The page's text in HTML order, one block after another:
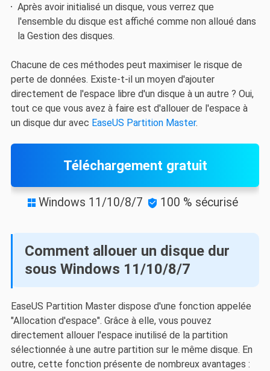
Après avoir initialisé un disque, vous verrez que
l'ensemble du disque est affiché comme non alloué dans
la Gestion des disques.
Chacune de ces méthodes peut maximiser le risque de
perte de données. Existe-t-il un moyen d'ajouter
directement de l'espace libre d'un disque à un autre ? Oui,
tout ce que vous avez à faire est d'allouer de l'espace à
un disque dur avec EaseUS Partition Master.
Téléchargement gratuit
 Windows 11/10/8/7  100 % sécurisé
Comment allouer un disque dur
sous Windows 11/10/8/7
EaseUS Partition Master dispose d'une fonction appelée
"Allocation d'espace". Grâce à elle, vous pouvez
directement allouer l'espace inutilisé de la partition
sélectionnée à une autre partition sur le même disque. En
outre, cette fonction présente de nombreux avantages :